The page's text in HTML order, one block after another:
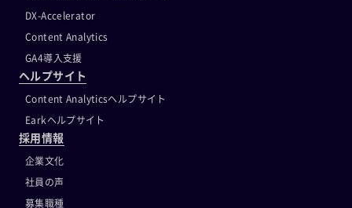
DX-Accelerator
Content Analytics
GA4導入支援
ヘルプサイト
Content Analyticsヘルプサイト
Earkヘルプサイト
採用情報
企業文化
社員の声
募集職種